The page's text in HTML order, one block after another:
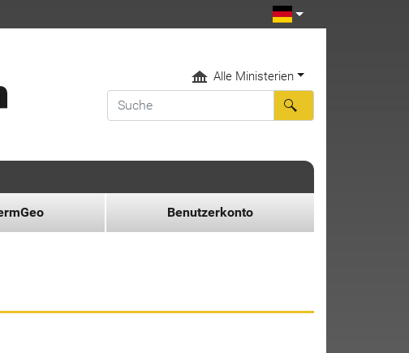
Alle Ministerien
Benutzerkonto